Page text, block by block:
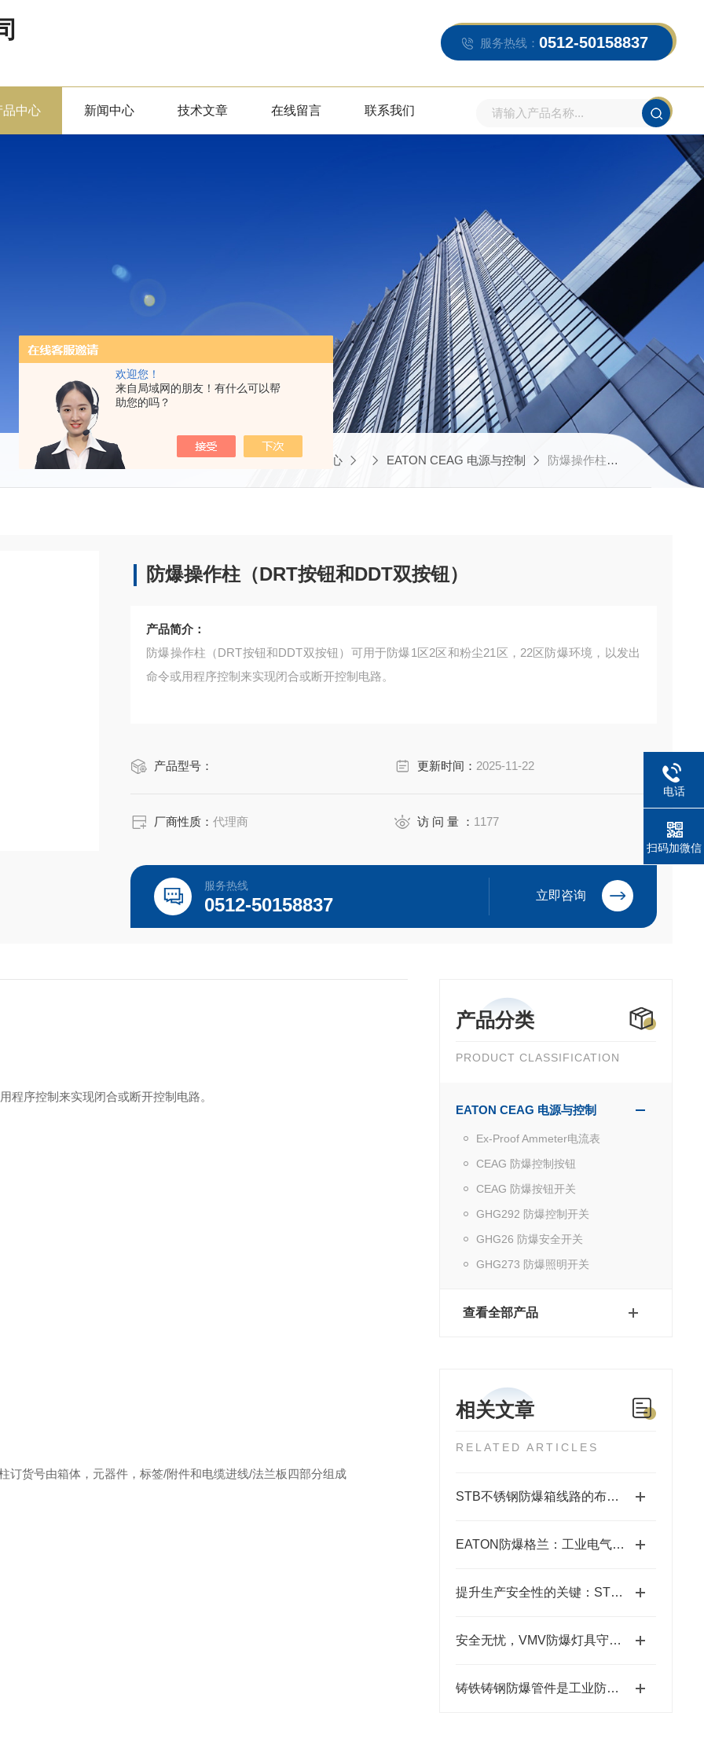
欢迎您！
来自局域网的朋友！有什么可以帮
助您的吗？
服务热线： 0512-50158837
品中心 新闻中心 技术文章 在线留言 联系我们
当前位置：首页 产品中心 EATON CEAG 电源与控制 防爆操作柱（DRT按钮和DDT双按钮）
防爆操作柱（DRT按钮和DDT双按钮）
产品简介：
防爆操作柱（DRT按钮和DDT双按钮）可用于防爆1区2区和粉尘21区，22区防爆环境，以发出
命令或用程序控制来实现闭合或断开控制电路。
产品型号： 更新时间： 2025-11-22
厂商性质：代理商 访 问 量 ： 1177
服务热线
0512-50158837 立即咨询
产品分类
PRODUCT CLASSIFICATION
EATON CEAG 电源与控制
Ex-Proof Ammeter电流表
CEAG 防爆控制按钮
CEAG 防爆按钮开关
GHG292 防爆控制开关
GHG26 防爆安全开关
GHG273 防爆照明开关
查看全部产品
相关文章
RELATED ARTICLES
STB不锈钢防爆箱线路的布置技巧是什么？
EATON防爆格兰：工业电气安全的守护者
提升生产安全性的关键：STB不锈钢防爆箱的应用
安全无忧，VMV防爆灯具守护您的生活
铸铁铸钢防爆管件是工业防爆系统中重要的连接和控制元件
程序控制来实现闭合或断开控制电路。
订货号由箱体，元器件，标签/附件和电缆进线/法兰板四部分组成
电话
扫码加微信